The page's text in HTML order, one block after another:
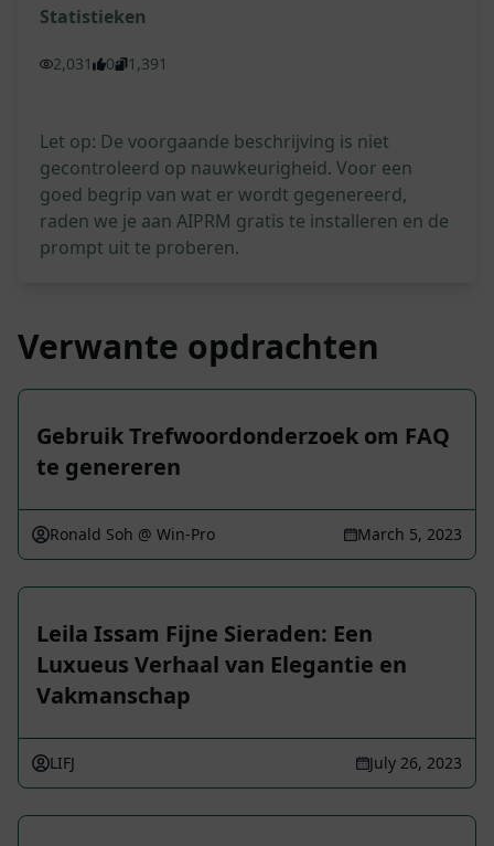
Statistieken
2,031 0 1,391
Let op: De voorgaande beschrijving is niet
gecontroleerd op nauwkeurigheid. Voor een
goed begrip van wat er wordt gegenereerd,
raden we je aan AIPRM gratis te installeren en de
prompt uit te proberen.
Verwante opdrachten
Gebruik Trefwoordonderzoek om FAQ
te genereren
Ronald Soh @ Win-Pro March 5, 2023
Leila Issam Fijne Sieraden: Een
Luxueus Verhaal van Elegantie en
Vakmanschap
LIFJ July 26, 2023